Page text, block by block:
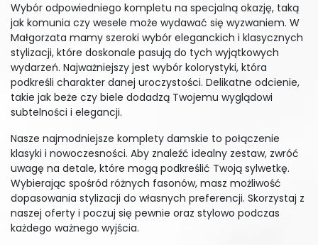
Wybór odpowiedniego kompletu na specjalną okazję, taką
jak komunia czy wesele może wydawać się wyzwaniem. W
Małgorzata mamy szeroki wybór eleganckich i klasycznych
stylizacji, które doskonale pasują do tych wyjątkowych
wydarzeń. Najważniejszy jest wybór kolorystyki, która
podkreśli charakter danej uroczystości. Delikatne odcienie,
takie jak beże czy biele dodadzą Twojemu wyglądowi
subtelności i elegancji.
Nasze najmodniejsze komplety damskie to połączenie
klasyki i nowoczesności. Aby znaleźć idealny zestaw, zwróć
uwagę na detale, które mogą podkreślić Twoją sylwetkę.
Wybierając spośród różnych fasonów, masz możliwość
dopasowania stylizacji do własnych preferencji. Skorzystaj z
naszej oferty i poczuj się pewnie oraz stylowo podczas
każdego ważnego wyjścia.